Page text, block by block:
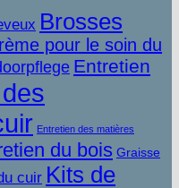
Brosses
pour le soin du
Entretien
Entretien des matières
du bois Graisse
cuir Kits de